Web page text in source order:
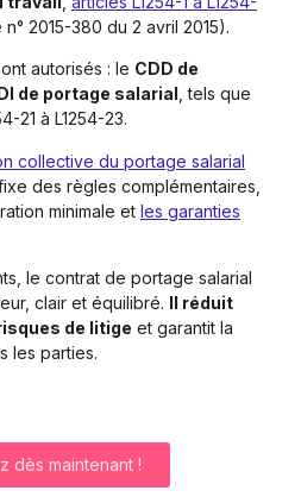
2015-380 du 2 avril 2015).
autorisés : le CDD de
de portage salarial , tels que
21 à L1254-23.
collective du portage salarial
des règles complémentaires,
minimale et les garanties
le contrat de portage salarial
clair et équilibré. Il réduit
de litige et garantit la
les parties.
dès maintenant !